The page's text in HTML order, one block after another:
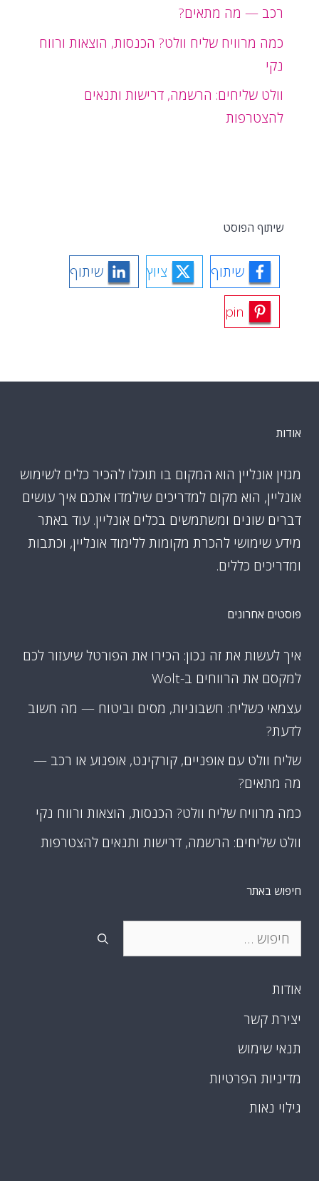
רכב — מה מתאים?
כמה מרוויח שליח וולט? הכנסות, הוצאות ורווח
נקי
וולט שליחים: הרשמה, דרישות ותנאים
להצטרפות
שיתוף הפוסט
שיתוף ציוץ שיתוף
pin
אודות
מגזין אונליין הוא המקום בו תוכלו להכיר כלים לשימוש
אונליין, הוא מקום למדריכים שילמדו אתכם איך עושים
דברים שונים ומשתמשים בכלים אונליין. עוד באתר
מידע שימושי להכרת מקומות ללימוד אונליין, וכתבות
ומדריכים כללים.
פוסטים אחרונים
איך לעשות את זה נכון: הכירו את הפורטל שיעזור לכם
למקסם את הרווחים ב-Wolt
עצמאי כשליח: חשבוניות, מסים וביטוח — מה חשוב
לדעת?
שליח וולט עם אופניים, קורקינט, אופנוע או רכב —
מה מתאים?
כמה מרוויח שליח וולט? הכנסות, הוצאות ורווח נקי
וולט שליחים: הרשמה, דרישות ותנאים להצטרפות
חיפוש באתר
חיפוש:
אודות
יצירת קשר
תנאי שימוש
מדיניות הפרטיות
גילוי נאות